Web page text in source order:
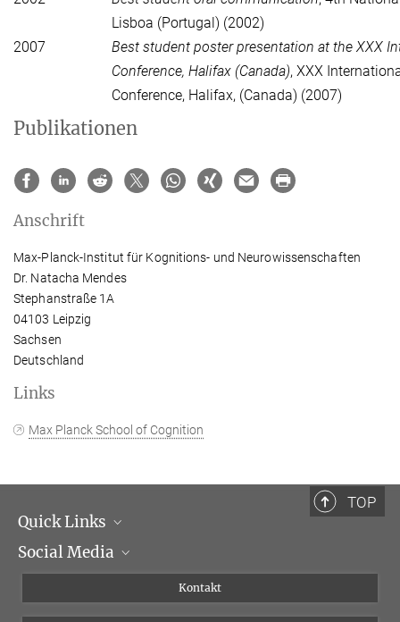
Lisboa (Portugal) (2002)
2007
Best student poster presentation at the XXX
Conference, Halifax (Canada), XXX
Conference, Halifax, (Canada) (2007)
Publikationen
Anschrift
Max-Planck-Institut für Kognitions- und Neurowissenschaften
Dr. Natacha Mendes
Stephanstraße 1A
04103 Leipzig
Sachsen
Deutschland
Links
Max Planck School of Cognition
TOP
Quick Links
Institutsleitung
Social Media
Kontakt